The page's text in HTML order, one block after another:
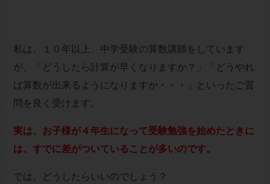
私は、１０年以上、中学受験の算数講師をしています
が、「どうしたら計算が早くなりますか？」「どうやれ
ば算数が出来るようになりますか・・・」といったご質
問を良く受けます。
実は、お子様が４年生になって受験勉強を始めたときに
は、すでに差がついていることが多いのです。
では、どうしたらいいのでしょう？